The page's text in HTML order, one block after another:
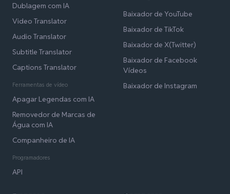
Dublagem com IA
Video Translator
Audio Translator
Subtitle Translator
Captions Translator
Ferramentas de vídeo
Apagar Legendas com IA
Removedor de Marcas de
Água com IA
Companheiro de IA
Programadores
API
Baixador de YouTube
Baixador de TikTok
Baixador de X(Twitter)
Baixador de Facebook
Vídeos
Baixador de Instagram